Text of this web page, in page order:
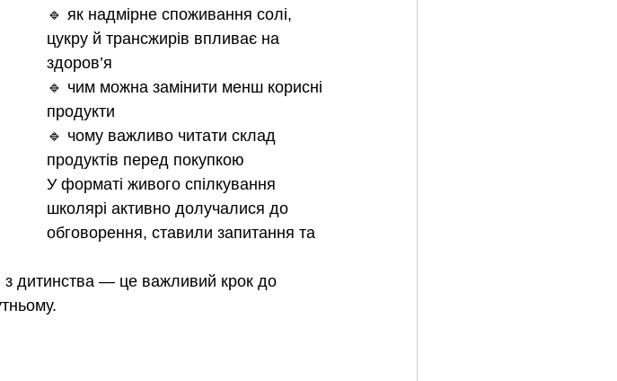
🔹 як надмірне споживання солі,
цукру й трансжирів впливає на
здоров’я
🔹 чим можна замінити менш корисні
продукти
🔹 чому важливо читати склад
продуктів перед покупкою
У форматі живого спілкування
школярі активно долучалися до
обговорення, ставили запитання та
з дитинства — це важливий крок до